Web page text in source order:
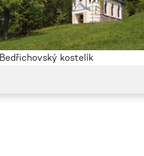
Bedřichovský kostelík